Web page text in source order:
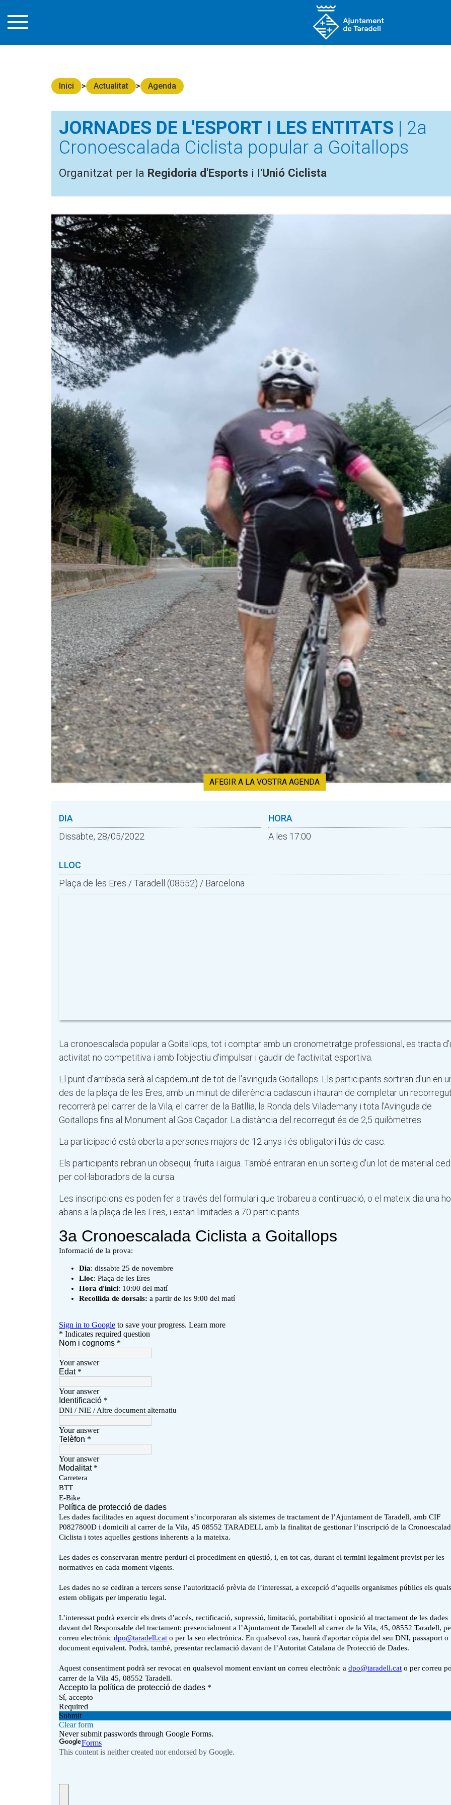
Inici Actualitat Agenda
JORNADES DE L'ESPORT I LES ENTITATS | 2a
Cronoescalada Ciclista popular a Goitallops
Organitzat per la Regidoria d'Esports i l'Unió Ciclista
AFEGIR A LA VOSTRA AGENDA
DIA
Dissabte, 28/05/2022
HORA
A les 17:00
LLOC
Plaça de les Eres / Taradell (08552) / Barcelona
La cronoescalada popular a Goitallops, tot i comptar amb un cronometratge professional, es tracta
activitat no competitiva i amb l'objectiu d'impulsar i gaudir de l'activitat esportiva.
El punt d'arribada serà al capdemunt de tot de l'avinguda Goitallops. Els participants sortiran d'un en
des de la plaça de les Eres, amb un minut de diferència cadascun i hauran de completar un
recorrerà pel carrer de la Vila, el carrer de la Batllia, la Ronda dels Vilademany i tota l'Avinguda de
Goitallops fins al Monument al Gos Caçador. La distància del recorregut és de 2,5 quilòmetres.
La participació està oberta a persones majors de 12 anys i és obligatori l'ús de casc.
Els participants rebran un obsequi, fruita i aigua. També entraran en un sorteig d'un lot de material
per col·laboradors de la cursa.
Les inscripcions es poden fer a través del formulari que trobareu a continuació, o el mateix dia una
abans a la plaça de les Eres, i estan limitades a 70 participants.